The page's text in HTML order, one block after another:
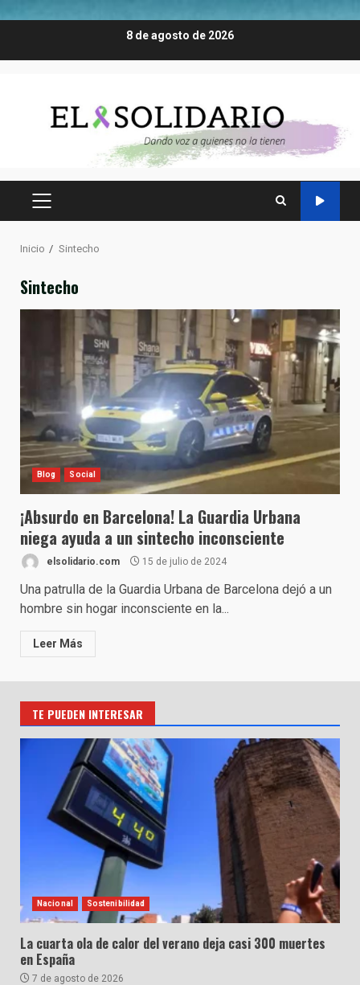
8 de agosto de 2026
MENÚ
Inicio Sintecho
Sintecho
Blog Social
¡Absurdo en Barcelona! La Guardia Urbana
niega ayuda a un sintecho inconsciente
elsolidario.com 15 de julio de 2024
Una patrulla de la Guardia Urbana de Barcelona dejó a un
hombre sin hogar inconsciente en la...
Leer Más
TE PUEDEN INTERESAR
Nacional Sostenibilidad
La cuarta ola de calor del verano deja casi 300 muertes
en España
7 de agosto de 2026